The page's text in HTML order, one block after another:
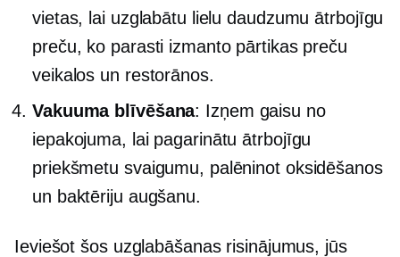
vietas, lai uzglabātu lielu daudzumu ātrbojīgu
preču, ko parasti izmanto pārtikas preču
veikalos un restorānos.
Vakuuma blīvēšana: Izņem gaisu no
iepakojuma, lai pagarinātu ātrbojīgu
priekšmetu svaigumu, palēninot oksidēšanos
un baktēriju augšanu.
Ieviešot šos uzglabāšanas risinājumus, jūs